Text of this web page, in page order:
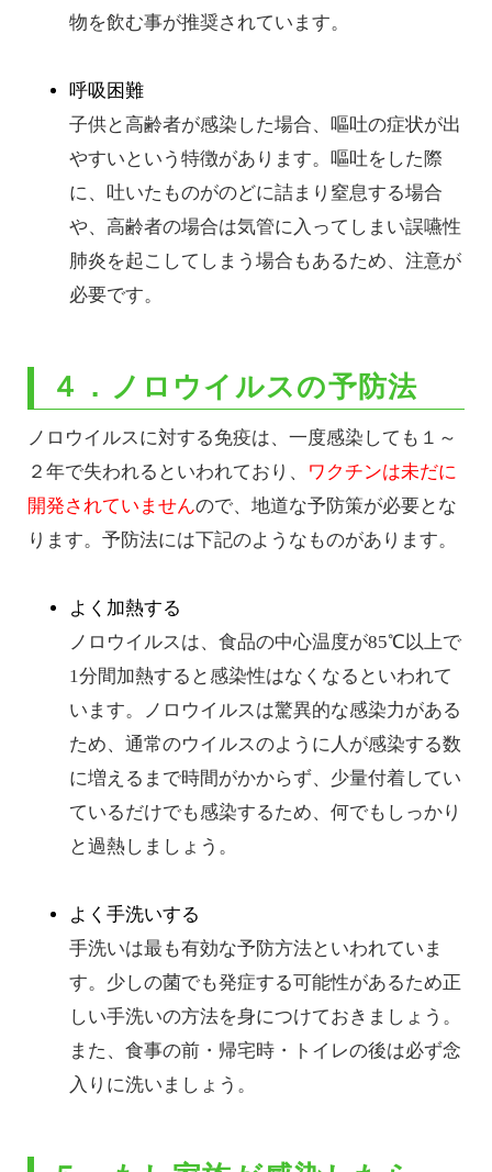
物を飲む事が推奨されています。
呼吸困難
子供と高齢者が感染した場合、嘔吐の症状が出
やすいという特徴があります。嘔吐をした際
に、吐いたものがのどに詰まり窒息する場合
や、高齢者の場合は気管に入ってしまい誤嚥性
肺炎を起こしてしまう場合もあるため、注意が
必要です。
４．ノロウイルスの予防法
ノロウイルスに対する免疫は、一度感染しても１～
２年で失われるといわれており、
ワクチンは未だに
開発されていませんので、地道な予防策が必要とな
ります。予防法には下記のようなものがあります。
よく加熱する
ノロウイルスは、食品の中心温度が85℃以上で
1分間加熱すると感染性はなくなるといわれて
います。ノロウイルスは驚異的な感染力がある
ため、通常のウイルスのように人が感染する数
に増えるまで時間がかからず、少量付着してい
ているだけでも感染するため、何でもしっかり
と過熱しましょう。
よく手洗いする
手洗いは最も有効な予防方法といわれていま
す。少しの菌でも発症する可能性があるため正
しい手洗いの方法を身につけておきましょう。
また、食事の前・帰宅時・トイレの後は必ず念
入りに洗いましょう。